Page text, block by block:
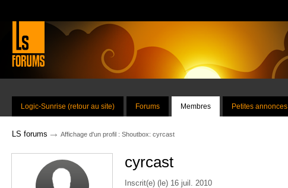
Logic-Sunrise (retour au site) Forums Membres Petites annonces
LS forums → Affichage d'un profil : Shoutbox: cyrcast
cyrcast
Inscrit(e) (le) 16 juil. 2010